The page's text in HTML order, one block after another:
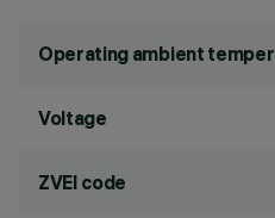
Operating ambient
Voltage
ZVEI code